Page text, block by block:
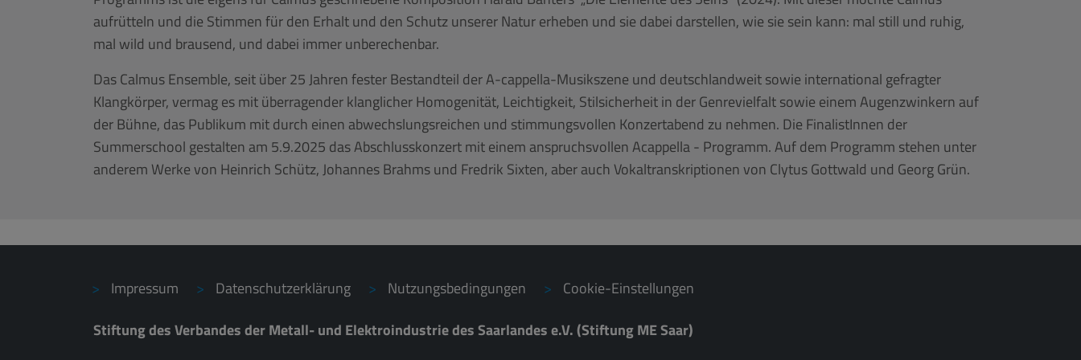
aufrütteln und die Stimmen für den Erhalt und den Schutz unserer Natur erheben und sie dabei darstellen, wie sie sein kann: mal still und ruhig,
mal wild und brausend, und dabei immer unberechenbar.
Das Calmus Ensemble, seit über 25 Jahren fester Bestandteil der A-cappella-Musikszene und deutschlandweit sowie international gefragter
Klangkörper, vermag es mit überragender klanglicher Homogenität, Leichtigkeit, Stilsicherheit in der Genrevielfalt sowie einem Augenzwinkern auf
der Bühne, das Publikum mit durch einen abwechslungsreichen und stimmungsvollen Konzertabend zu nehmen. Die FinalistInnen der
Summerschool gestalten am 5.9.2025 das Abschlusskonzert mit einem anspruchsvollen Acappella - Programm. Auf dem Programm stehen unter
anderem Werke von Heinrich Schütz, Johannes Brahms und Fredrik Sixten, aber auch Vokaltranskriptionen von Clytus Gottwald und Georg Grün.
Impressum Datenschutzerklärung Nutzungsbedingungen
Cookie-Einstellungen
Stiftung des Verbandes der Metall- und Elektroindustrie des Saarlandes e.V. (Stiftung ME Saar)